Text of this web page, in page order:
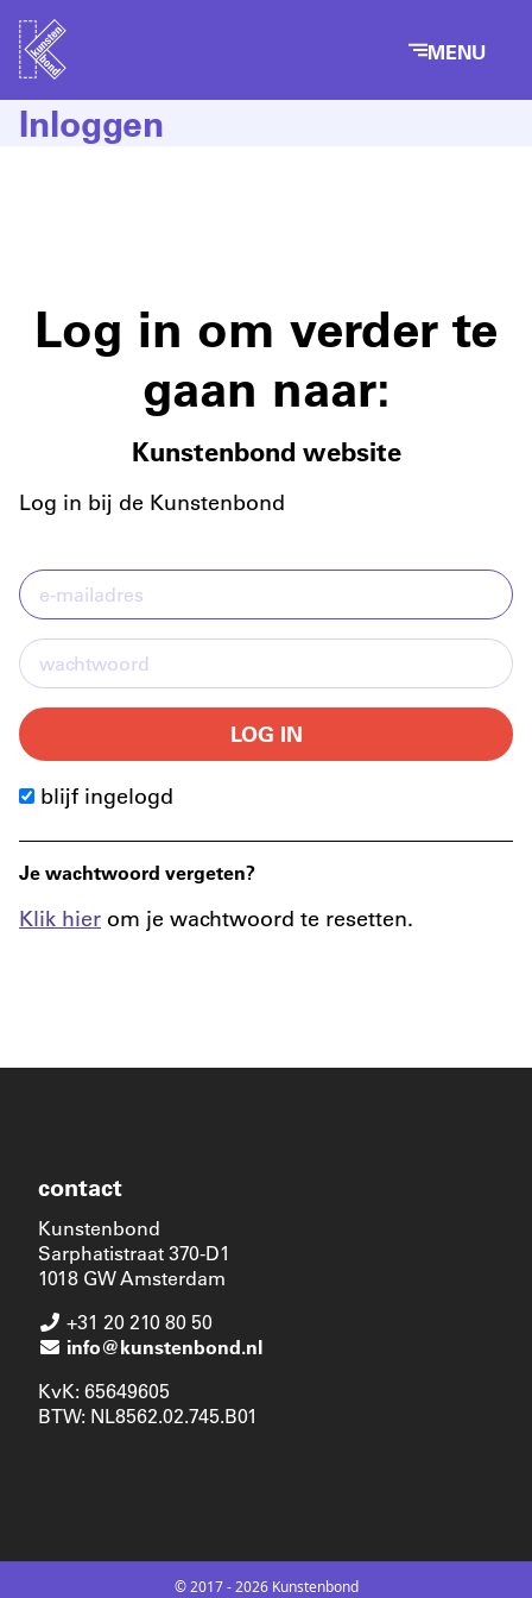
MENU
Inloggen
Log in om verder te
gaan naar:
Kunstenbond website
Log in bij de Kunstenbond
LOG IN
blijf ingelogd
Je wachtwoord vergeten?
Klik hier om je wachtwoord te resetten.
contact
Kunstenbond
Sarphatistraat 370-D1
1018 GW Amsterdam
+31 20 210 80 50
info@kunstenbond.nl
KvK: 65649605
BTW: NL8562.02.745.B01
© 2017 - 2026 Kunstenbond